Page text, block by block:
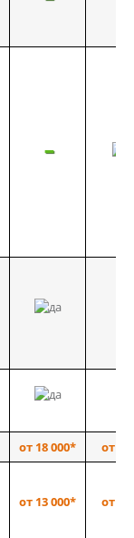
от 18 000*
от 36
от 13 000* от 25